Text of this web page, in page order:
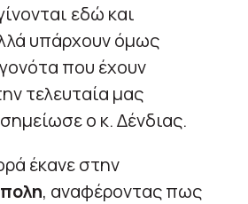
εδώ και
υπάρχουν όμως
που έχουν
τελευταία μας
ο κ. Δένδιας.
έκανε στην
, αναφέροντας πως